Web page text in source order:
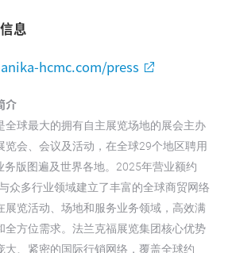
息
hcmc.com/press
介
全球最大的拥有自主展览场地的展会主办
览会、会议及活动，在全球29个地区聘用
务版图遍及世界各地。2025年营业额约
众多行业领域建立了丰富的全球商贸网络
展览活动、场地和服务业务领域，高效满
全方位需求。法兰克福展览集团核心优势
大、紧密的国际行销网络，覆盖全球约